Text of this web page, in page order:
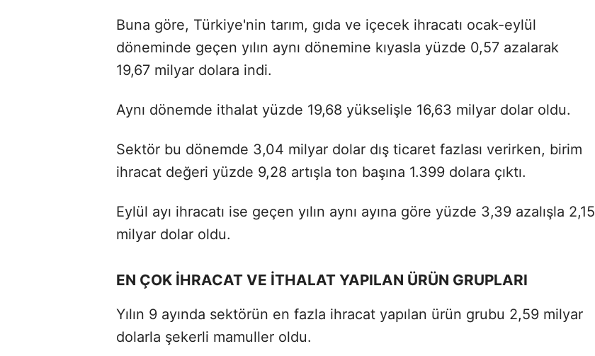
Buna göre, Türkiye'nin tarım, gıda ve içecek ihracatı ocak-eylül
döneminde geçen yılın aynı dönemine kıyasla yüzde 0,57 azalarak
19,67 milyar dolara indi.
Aynı dönemde ithalat yüzde 19,68 yükselişle 16,63 milyar dolar oldu.
Sektör bu dönemde 3,04 milyar dolar dış ticaret fazlası verirken, birim
ihracat değeri yüzde 9,28 artışla ton başına 1.399 dolara çıktı.
Eylül ayı ihracatı ise geçen yılın aynı ayına göre yüzde 3,39 azalışla 2,15
milyar dolar oldu.
EN ÇOK İHRACAT VE İTHALAT YAPILAN ÜRÜN GRUPLARI
Yılın 9 ayında sektörün en fazla ihracat yapılan ürün grubu 2,59 milyar
dolarla şekerli mamuller oldu.